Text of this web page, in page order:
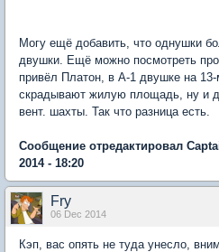
Могу ещё добавить, что однушки
двушки. Ещё можно посмотреть
привёл Платон, в А-1 двушке на
скрадывают жилую площадь, ну и
вент. шахты. Так что разница есть.
Сообщение отредактировал
2014 - 18:20
Fry
06 Dec 2014
Кэп, вас опять не туда унесло,